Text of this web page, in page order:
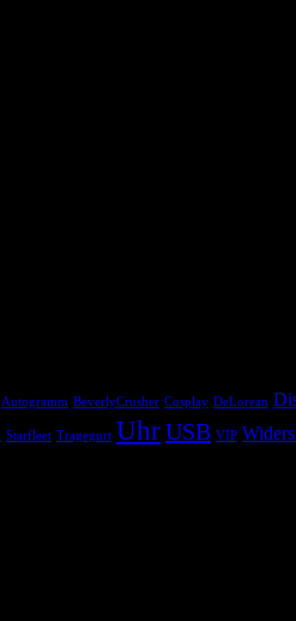
Autogramm BeverlyCrusher Cosplay DeLorean
Starfleet Tragegurt UhrUSB VIP